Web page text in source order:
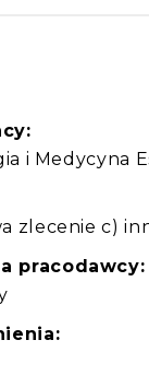
i Medycyna
zlecenie c)
pracodawcy: